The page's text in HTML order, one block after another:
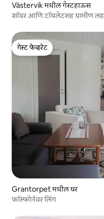
Västervik मधील गेस्टहाऊस
शॉवर आणि टॉयलेटसह ग्रामीण
गेस्ट फेव्हरेट
गेस्ट फेव्हरेट
Grantorpet मधील घर
फॉस्फोर्नवर लिंग